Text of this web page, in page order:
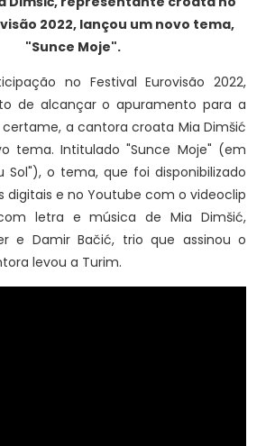
2022, lançou um novo tema,
"Sunce Moje".
no Festival Eurovisão 2022,
de alcançar o apuramento para a
certame, a cantora croata Mia Dimšić
tema. Intitulado "Sunce Moje" (em
Sol"), o tema, que foi disponibilizado
digitais e no Youtube com o videoclip
letra e música de Mia Dimšić,
e Damir Bačić, trio que assinou o
levou a Turim.